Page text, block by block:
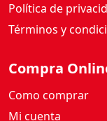
Política de
Términos y
Compra
Como comprar
Mi cuenta